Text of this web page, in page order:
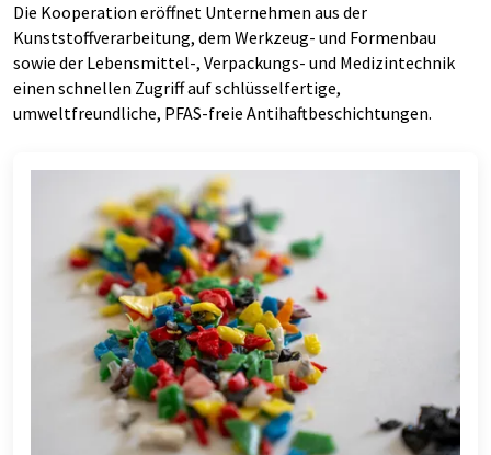
Die Kooperation eröffnet Unternehmen aus der
Kunststoffverarbeitung, dem Werkzeug- und Formenbau
sowie der Lebensmittel-, Verpackungs- und Medizintechnik
einen schnellen Zugriff auf schlüsselfertige,
umweltfreundliche, PFAS-freie Antihaftbeschichtungen.